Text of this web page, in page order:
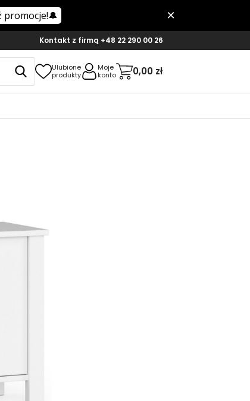
Kontakt z firmą +48 22 290 00 26
Ulubione
produkty
Moje
konto
0,00 zł